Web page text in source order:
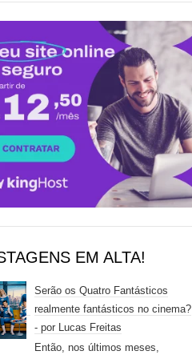
EM ALTA!
Serão os Quatro Fantásticos
realmente fantásticos no cinema?
- por Lucas Freitas
Então, nos últimos meses,